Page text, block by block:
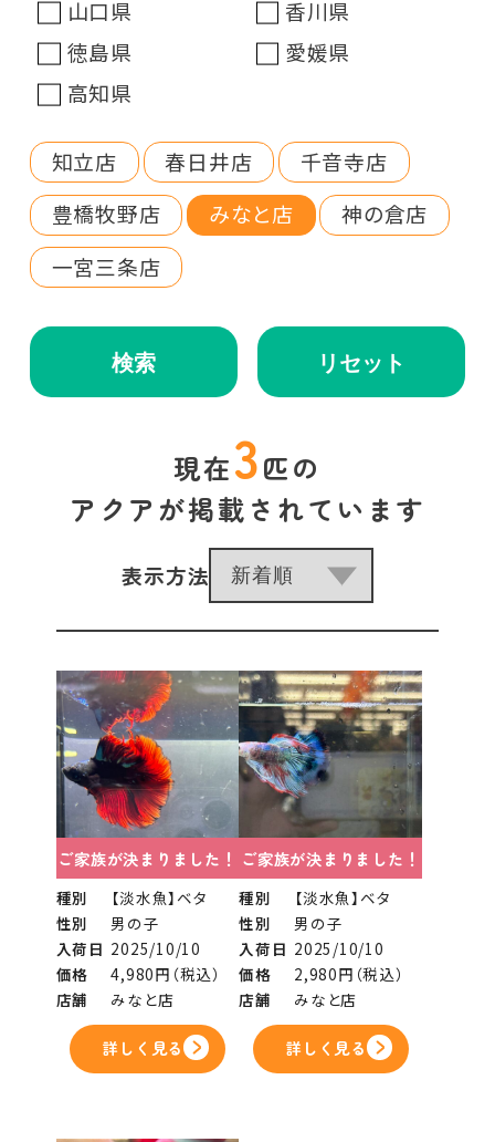
山口県
香川県
徳島県
愛媛県
高知県
知立店 春日井店
千音寺店
豊橋牧野店
みなと店
神の倉店
一宮三条店
検索 リセット
現在3匹の
アクアが掲載されています
表示方法
ご家族が決まりました！
種別
【淡水魚】ベタ
性別
男の子
入荷日 2025/10/10
価格
4,980円（税込）
店舗
みなと店
詳しく見る
ご家族が決まりました！
種別
【淡水魚】ベタ
性別
男の子
入荷日 2025/10/10
価格
2,980円（税込）
店舗
みなと店
詳しく見る